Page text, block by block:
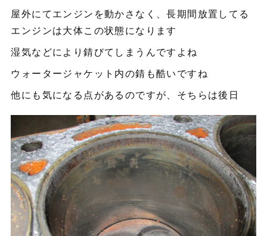
屋外にてエンジンを動かさなく、長期間放置してる
エンジンは大体この状態になります
湿気などにより錆びてしまうんですよね
ウォータージャケット内の錆も酷いですね
他にも気になる点があるのですが、そちらは後日